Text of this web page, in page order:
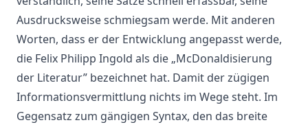
Ausdrucksweise schmiegsam werde. Mit anderen
Worten, dass er der Entwicklung angepasst werde,
die Felix Philipp Ingold als die „McDonaldisierung
der Literatur” bezeichnet hat. Damit der zügigen
Informationsvermittlung nichts im Wege steht. Im
Gegensatz zum gängigen Syntax, den das breite